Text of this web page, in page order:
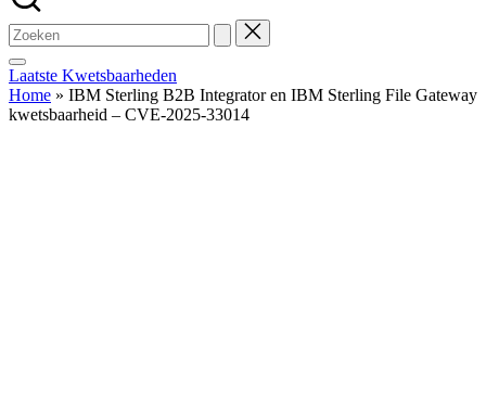
Laatste Kwetsbaarheden
Home » IBM Sterling B2B Integrator en IBM Sterling File Gateway
kwetsbaarheid – CVE-2025-33014